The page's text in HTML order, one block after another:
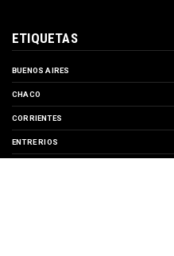
ETIQUETAS
BUENOS AIRES
CHACO
CORRIENTES
ENTRE RIOS